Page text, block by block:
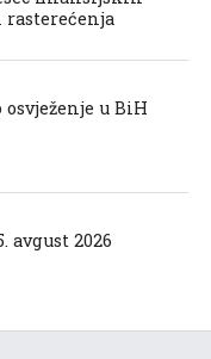
u BiH
avgust 2026